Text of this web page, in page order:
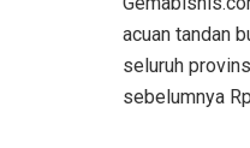
acuan tandan
seluruh
sebelumnya